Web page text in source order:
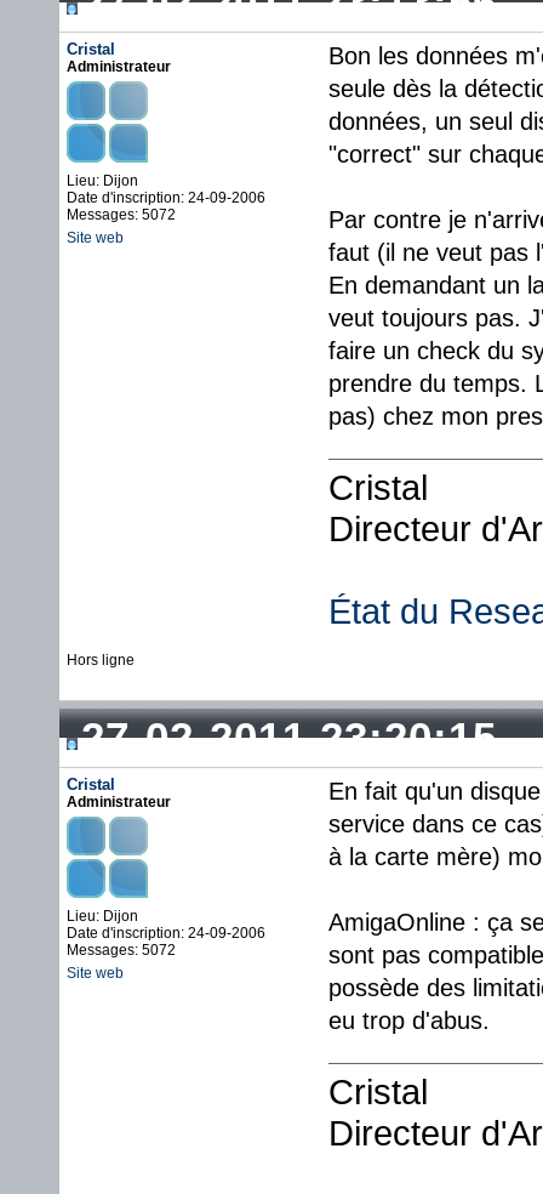
Cristal
Administrateur
Lieu: Dijon
Date d'inscription: 24-09-2006
Messages: 5072
Site web
Bon les données
seule dès la
données, un seul
"correct" sur
Par contre je
faut (il ne veut pas
En demandant un
veut toujours pas.
faire un check du
prendre du temps.
pas) chez mon
Cristal
Directeur
État du
Hors ligne
27-02-2011 23:20:15
Cristal
Administrateur
Lieu: Dijon
Date d'inscription: 24-09-2006
Messages: 5072
Site web
En fait qu'un
service dans ce
à la carte mère)
AmigaOnline : ça
sont pas
possède des
eu trop d'abus.
Cristal
Directeur